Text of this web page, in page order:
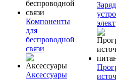
Компоненты
для
беспроводной
связи
Аксессуары